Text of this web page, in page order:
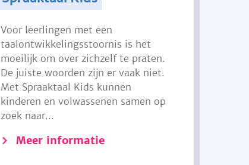
Voor leerlingen met een
taalontwikkelingsstoornis is het
moeilijk om over zichzelf te praten.
De juiste woorden zijn er vaak niet.
Met Spraaktaal Kids kunnen
kinderen en volwassenen samen op
zoek naar...
Meer informatie